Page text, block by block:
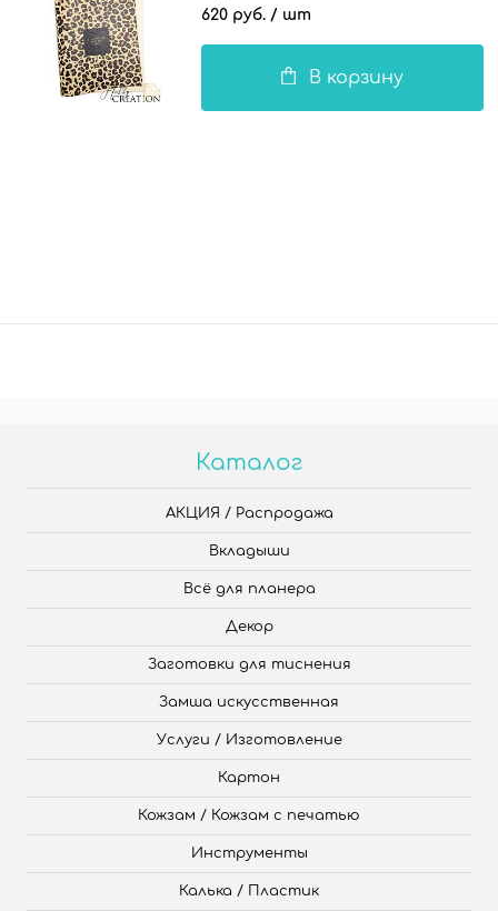
Шарм, бежево-персиковый
620 руб. / шт
В корзину
Каталог
АКЦИЯ / Распродажа
Вкладыши
Всё для планера
Декор
Заготовки для тиснения
Замша искусственная
Услуги / Изготовление
Картон
Кожзам / Кожзам с печатью
Инструменты
Калька / Пластик